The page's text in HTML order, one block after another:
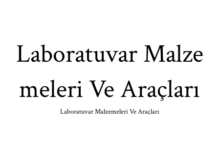
Laboratuvar Malze
meleri Ve Araçları
Laboratuvar Malzemeleri Ve Araçları